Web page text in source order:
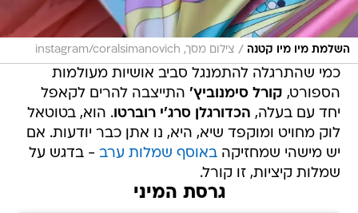
השלמת מיו מיו קטנה / צילום מסך, instagram/coralsimanovich
כמי שהתרגלה להתמנגל סביב אושיות מעולמות
הספורט, קורל סימנוביץ' התייצבה להרים לקאפל
יחד עם בעלה, הכדורגלן סרג'י רוברטו. הוא, בטוטאל
לוק מחויט ומוקפד שיא, היא, נו אתן כבר יודעות. אם
יש מישהי שמחזיקהבאוסף שמלות ערב - בדגש על
שמלות קיציות, זו קורל.
גרסת המיני